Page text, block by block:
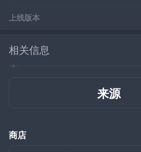
上线版本
相关信息
来源
商店